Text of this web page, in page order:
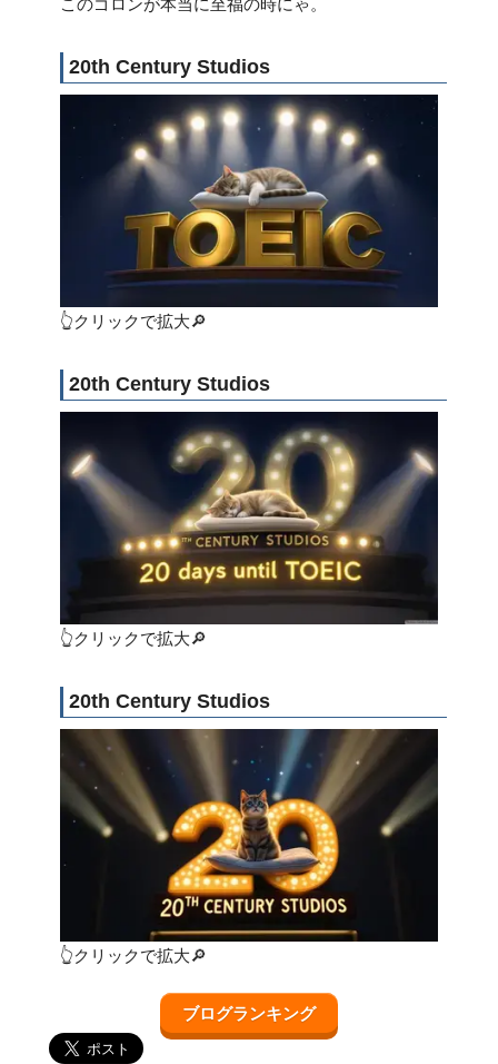
20th Century Studios
👆クリックで拡大🔎
20th Century Studios
👆クリックで拡大🔎
20th Century Studios
👆クリックで拡大🔎
ブログランキング